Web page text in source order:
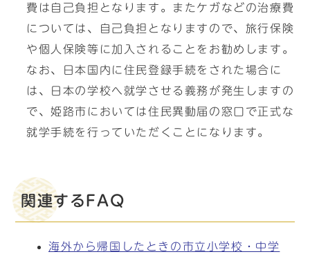
費は自己負担となります。またケガなどの治療費
については、自己負担となりますので、旅行保険
や個人保険等に加入されることをお勧めします。
なお、日本国内に住民登録手続をされた場合に
は、日本の学校へ就学させる義務が発生しますの
で、姫路市においては住民異動届の窓口で正式な
就学手続を行っていただくことになります。
関連するFAQ
海外から帰国したときの市立小学校・中学